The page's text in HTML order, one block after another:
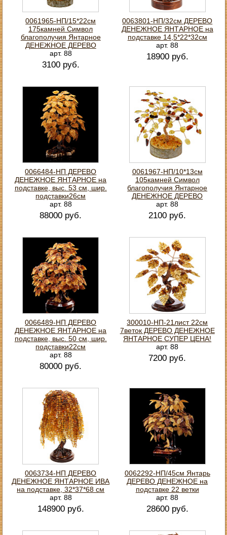
0061965-НП/15*22см
175камней Символ
благополучия Янтарное
ДЕНЕЖНОЕ ДЕРЕВО
арт. 88
3100 руб.
0063801-НП/32см ДЕРЕВО
ДЕНЕЖНОЕ ЯНТАРНОЕ на
подставке 14,5*22*32см
арт. 88
18900 руб.
0066484-НП ДЕРЕВО
ДЕНЕЖНОЕ ЯНТАРНОЕ на
подставке, выс. 53 см, шир.
подставки26см
арт. 88
88000 руб.
0061967-НП/10*13см
105камней Символ
благополучия Янтарное
ДЕНЕЖНОЕ ДЕРЕВО
арт. 88
2100 руб.
0066489-НП ДЕРЕВО
ДЕНЕЖНОЕ ЯНТАРНОЕ на
подставке, выс. 50 см, шир.
подставки22см
арт. 88
80000 руб.
300010-НП-21лист 22см
7веток ДЕРЕВО ДЕНЕЖНОЕ
ЯНТАРНОЕ СУПЕР ЦЕНА!
арт. 88
7200 руб.
0063734-НП ДЕРЕВО
ДЕНЕЖНОЕ ЯНТАРНОЕ ИВА
на подставке, 32*37*68 см
арт. 88
148900 руб.
0062292-НП/45см Янтарь
ДЕРЕВО ДЕНЕЖНОЕ на
подставке 22 ветки
арт. 88
28600 руб.